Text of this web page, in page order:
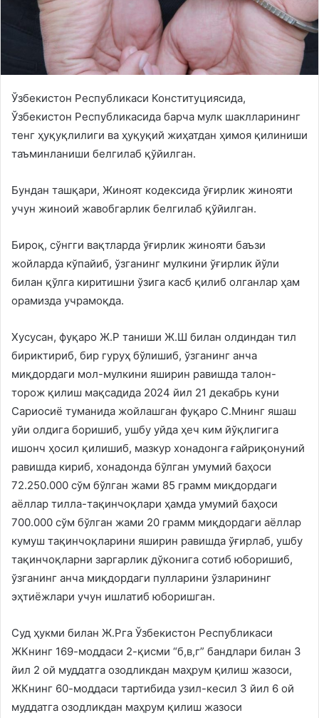
Ўзбекистон Республикаси Конституциясида,
Ўзбекистон Республикасида барча мулк шаклларининг
тенг ҳуқуқлилиги ва ҳуқуқий жиҳатдан ҳимоя қилиниши
таъминланиши белгилаб қўйилган.
Бундан ташқари, Жиноят кодексида ўғирлик жинояти
учун жиноий жавобгарлик белгилаб қўйилган.
Бироқ, сўнгги вақтларда ўғирлик жинояти баъзи
жойларда кўпайиб, ўзганинг мулкини ўғирлик йўли
билан қўлга киритишни ўзига касб қилиб олганлар ҳам
орамизда учрамоқда.
Хусусан, фуқаро Ж.Р таниши Ж.Ш билан олдиндан тил
бириктириб, бир гуруҳ бўлишиб, ўзганинг анча
миқдордаги мол-мулкини яширин равишда талон-
торож қилиш мақсадида 2024 йил 21 декабрь куни
Сариосиё туманида жойлашган фуқаро С.Мнинг яшаш
уйи олдига боришиб, ушбу уйда ҳеч ким йўқлигига
ишонч ҳосил қилишиб, мазкур хонадонга ғайриқонуний
равишда кириб, хонадонда бўлган умумий баҳоси
72.250.000 сўм бўлган жами 85 грамм миқдордаги
аёллар тилла-тақинчоқлари ҳамда умумий баҳоси
700.000 сўм бўлган жами 20 грамм миқдордаги аёллар
кумуш тақинчоқларини яширин равишда ўғирлаб, ушбу
тақинчоқларни заргарлик дўконига сотиб юборишиб,
ўзганинг анча миқдордаги пулларини ўзларининг
эҳтиёжлари учун ишлатиб юборишган.
Суд ҳукми билан Ж.Рга Ўзбекистон Республикаси
ЖКнинг 169-моддаси 2-қисми “б,в,г” бандлари билан 3
йил 2 ой муддатга озодликдан маҳрум қилиш жазоси,
ЖКнинг 60-моддаси тартибида узил-кесил 3 йил 6 ой
муддатга озодликдан маҳрум қилиш жазоси